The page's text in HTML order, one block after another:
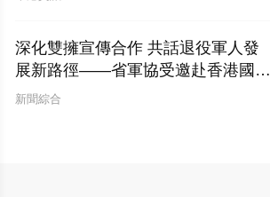
深化雙擁宣傳合作 共話退役軍人發
展新路徑——省軍協受邀赴香港國際
網絡電視台開展座談交流
新聞綜合